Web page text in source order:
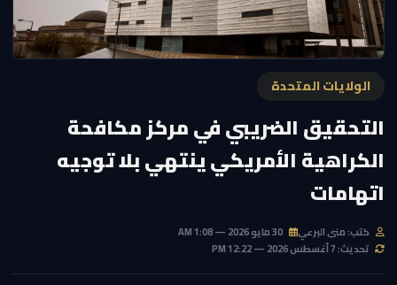
الولايات المتحدة
التحقيق الضريبي في مركز مكافحة
الكراهية الأمريكي ينتهي بلا توجيه
اتهامات
كتب: منى البرعي
تحديث: 7 أغسطس 2026 — 12:22 PM